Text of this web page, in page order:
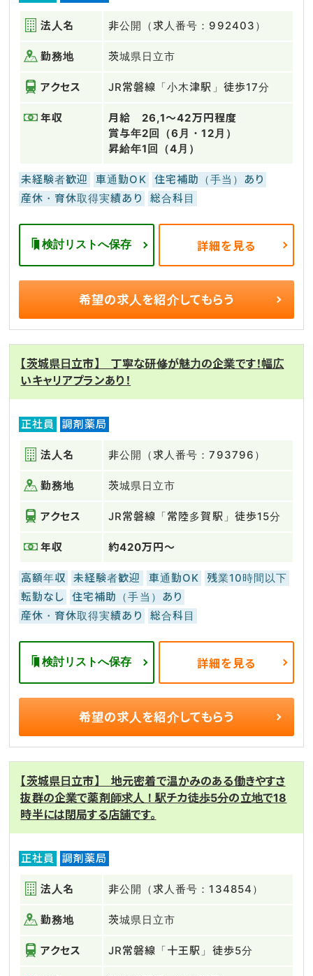
法人名 非公開（求人番号：992403）
勤務地 茨城県日立市
アクセス JR常磐線「小木津駅」徒歩17分
年収
月給 26,1～42万円程度
賞与年2回（6月・12月）
昇給年1回（4月）
未経験者歓迎 車通勤OK
住宅補助（手当）あり
産休・育休取得実績あり
総合科目
検討リストへ保存 詳細を見る
希望の求人を紹介してもらう
【茨城県日立市】 丁寧な研修が魅力の企業です！幅広
いキャリアプランあり！
正社員 調剤薬局
法人名 非公開（求人番号：793796）
勤務地 茨城県日立市
アクセス JR常磐線「常陸多賀駅」徒歩15分
年収 約420万円～
高額年収 未経験者歓迎 車通勤OK
残業10時間以下
転勤なし
住宅補助（手当）あり
産休・育休取得実績あり
総合科目
検討リストへ保存 詳細を見る
希望の求人を紹介してもらう
【茨城県日立市】 地元密着で温かみのある働きやすさ
抜群の企業で薬剤師求人！駅チカ徒歩5分の立地で18
時半には閉局する店舗です。
正社員 調剤薬局
法人名 非公開（求人番号：134854）
勤務地 茨城県日立市
アクセス JR常磐線「十王駅」徒歩5分